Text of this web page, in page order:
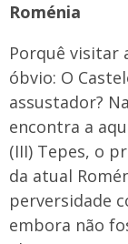
Roménia
Porquê visitar
óbvio: O
assustador?
encontra a
(III) Tepes, o
da atual
perversidade
embora não